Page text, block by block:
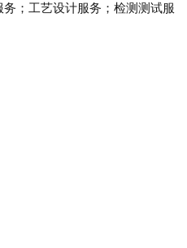
；工艺设计服务；检测测试服